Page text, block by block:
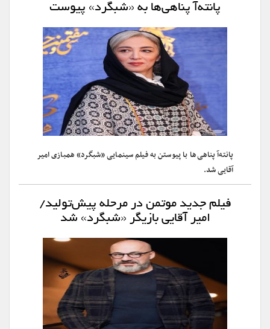
پانته‌آ پناهی‌ها به «شبگرد» پیوست
پانته‌آ پناهی‌ها با پیوستن به فیلم سینمایی «شبگرد» همبازی امیر
آقایی شد.
فیلم جدید موتمن در مرحله پیش‌تولید/
امیر آقایی بازیگر «شبگرد» شد